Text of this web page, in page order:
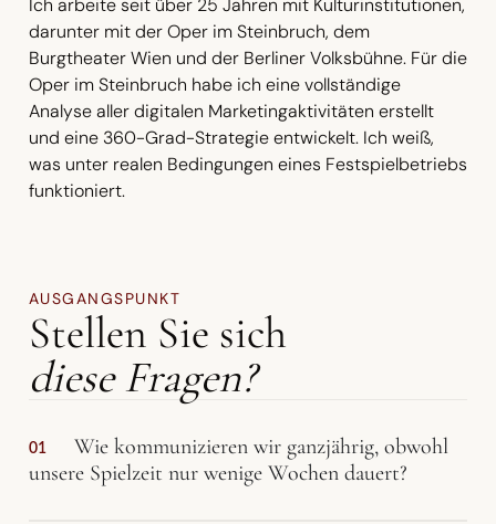
Ich arbeite seit über 25 Jahren mit Kulturinstitutionen,
darunter mit der Oper im Steinbruch, dem
Burgtheater Wien und der Berliner Volksbühne. Für die
Oper im Steinbruch habe ich eine vollständige
Analyse aller digitalen Marketingaktivitäten erstellt
und eine 360-Grad-Strategie entwickelt. Ich weiß,
was unter realen Bedingungen eines Festspielbetriebs
funktioniert.
AUSGANGSPUNKT
Stellen Sie sich
diese Fragen?
01
Wie kommunizieren wir ganzjährig, obwohl
unsere Spielzeit nur wenige Wochen dauert?